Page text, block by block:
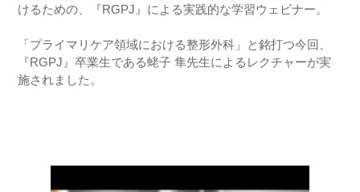
けるための、『RGPJ』による実践的な学習ウェビナー。
「プライマリケア領域における整形外科」と銘打つ今回、
『RGPJ』卒業生である蛯子 隼先生によるレクチャーが実
施されました。